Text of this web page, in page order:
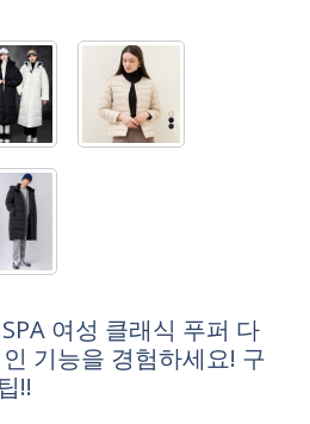
여성 클래식 푸퍼 다
기능을 경험하세요! 구
!!